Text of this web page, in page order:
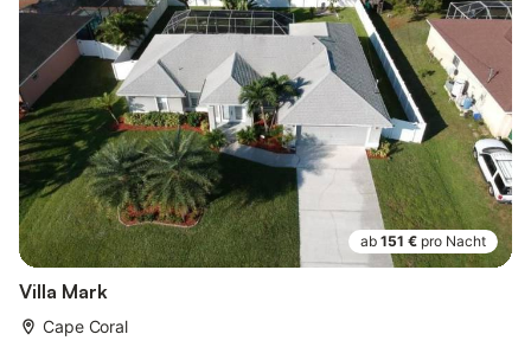
ab 151 € pro Nacht
Villa Mark
Cape Coral